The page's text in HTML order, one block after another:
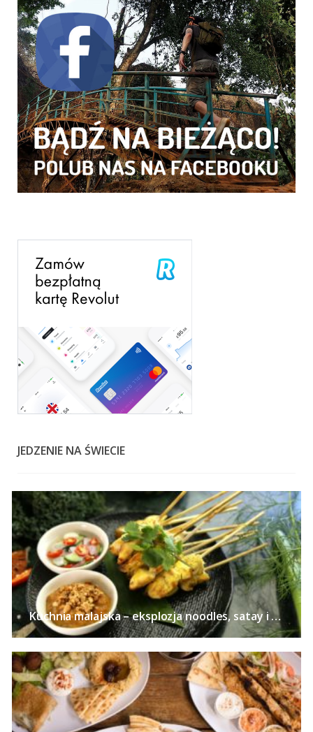
JEDZENIE NA ŚWIECIE
Kuchnia malajska – eksplozja noodles, satay i curry